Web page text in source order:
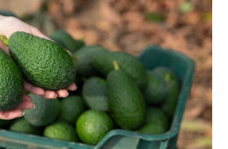
ac
tortor
felis
dolor